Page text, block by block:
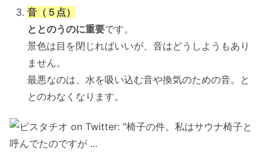
音（５点）
ととのうのに重要です。
景色は目を閉じればいいが、音はどうしようもあり
ません。
最悪なのは、水を吸い込む音や換気のための音。と
とのわなくなります。